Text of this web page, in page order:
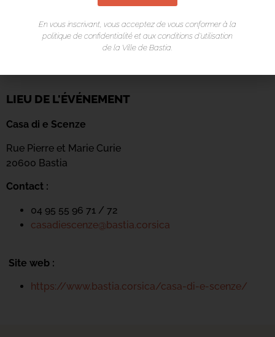
LIEU DE L'ÉVÉNEMENT
Casa di e Scenze
Rue Pierre et Marie Curie
20600 Bastia
Contact :
04 95 55 96 71 / 72
casadiescenze@bastia.corsica
Site web :
https://www.bastia.corsica/casa-di-e-scenze/
En vous inscrivant, vous acceptez de vous conformer à la
politique de confidentialité et aux conditions d’utilisation
de la Ville de Bastia.